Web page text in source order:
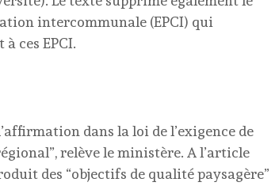
intercommunale (EPCI) qui
ces EPCI.
dans la loi de l’exigence de
relève le ministère. A l’article
des “objectifs de qualité paysagère”